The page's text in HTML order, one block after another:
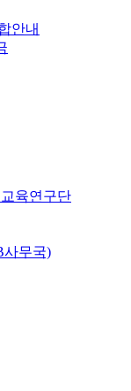
안내
육연구단
사무국)